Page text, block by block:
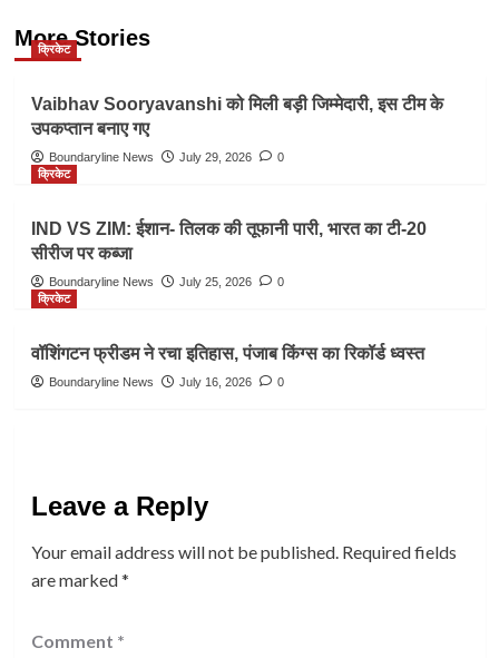
More Stories
क्रिकेट
Vaibhav Sooryavanshi को मिली बड़ी जिम्मेदारी, इस टीम के
उपकप्तान बनाए गए
Boundaryline News July 29, 2026
0
क्रिकेट
IND VS ZIM: ईशान- तिलक की तूफानी पारी, भारत का टी-20
सीरीज पर कब्जा
Boundaryline News July 25, 2026
0
क्रिकेट
वॉशिंगटन फ्रीडम ने रचा इतिहास, पंजाब किंग्स का रिकॉर्ड ध्वस्त
Boundaryline News July 16, 2026 0
Leave a Reply
Your email address will not be published. Required fields
are marked*
Comment *